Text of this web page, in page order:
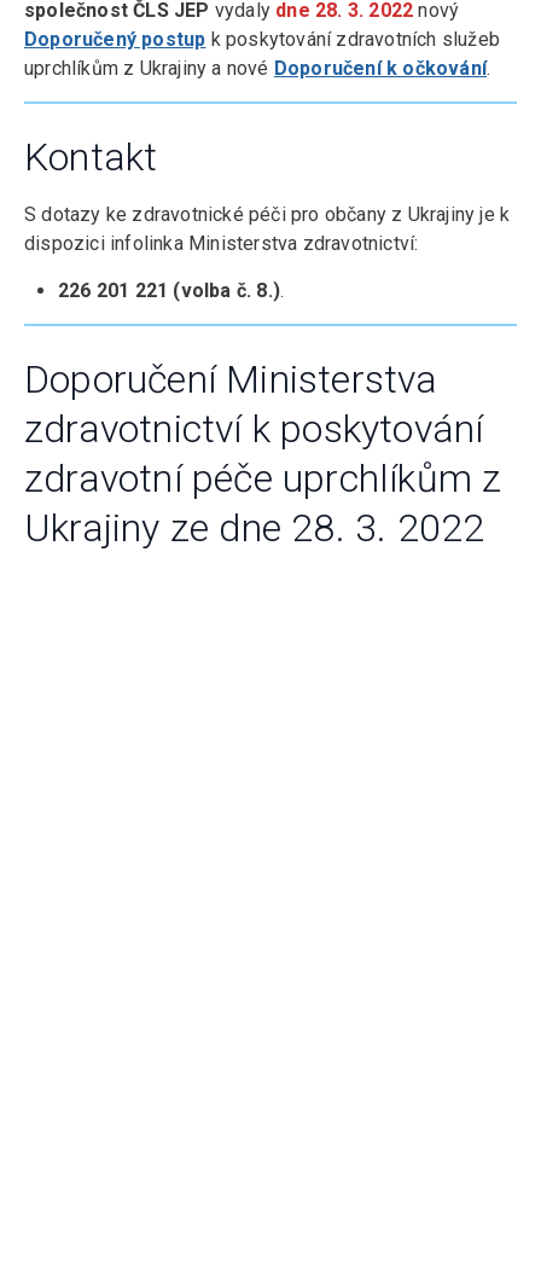
společnost ČLS JEP vydaly dne 28. 3. 2022 nový
Doporučený postup k poskytování zdravotních služeb
uprchlíkům z Ukrajiny a nové Doporučení k očkování.
Kontakt
S dotazy ke zdravotnické péči pro občany z Ukrajiny je k
dispozici infolinka Ministerstva zdravotnictví:
226 201 221 (volba č. 8.).
Doporučení Ministerstva
zdravotnictví k poskytování
zdravotní péče uprchlíkům z
Ukrajiny ze dne 28. 3. 2022